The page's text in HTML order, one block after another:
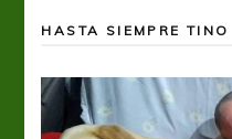
HASTA SIEMPRE TINO